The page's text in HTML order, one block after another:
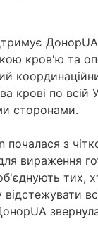
ДонорUA
кров'ю та
крові по всій
сторонами.
з
вираження
тих,